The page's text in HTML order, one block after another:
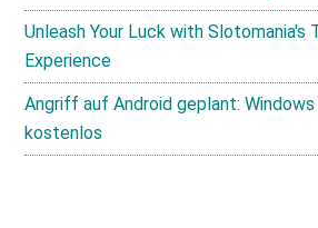
Unleash Your Luck with Slotomania's
Experience
Angriff auf Android geplant:
kostenlos